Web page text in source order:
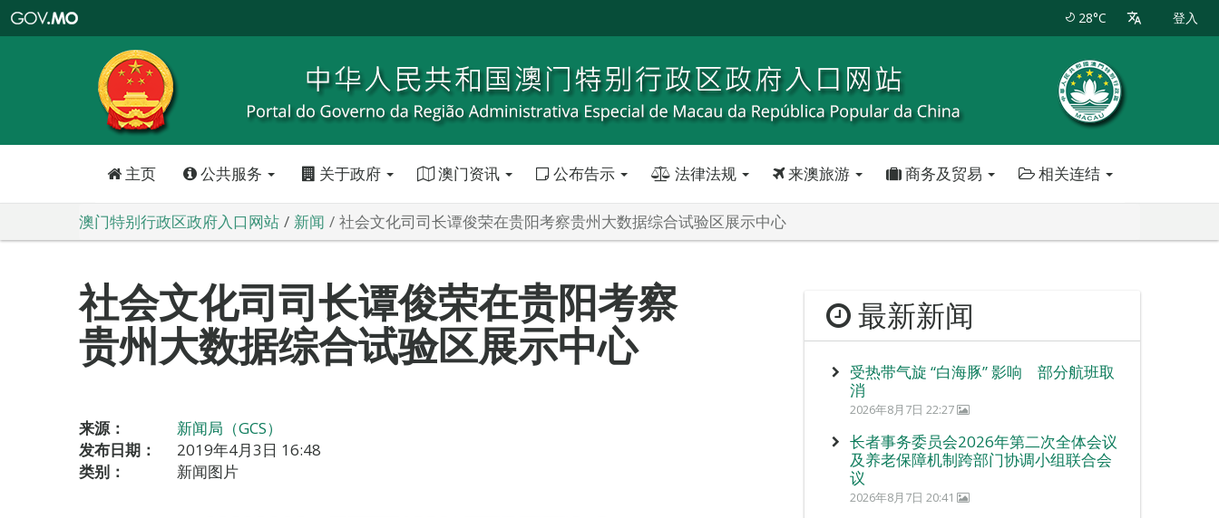
特
政
区
政
口
28°C 登入
主页 公共服务 关于政府 澳门资讯 公布告示 法律法规 来澳旅游 商务及贸易 相关连结
澳门特别行政区政府入口网站 新闻 社会文化司司长谭俊荣在贵阳考察贵州大数据综合试验区展示中心
社会文化司司长谭俊荣在贵阳考察
贵州大数据综合试验区展示中心
来源：
新闻局（GCS）
发布日期：
2019年4月3日 16:48
类别：
新闻图片
最新新闻
受热带气旋 “白海豚” 影响 部分航班取
消
2026年8月7日 22:27
长者事务委员会2026年第二次全体会议
及养老保障机制跨部门协调小组联合会
议
2026年8月7日 20:41